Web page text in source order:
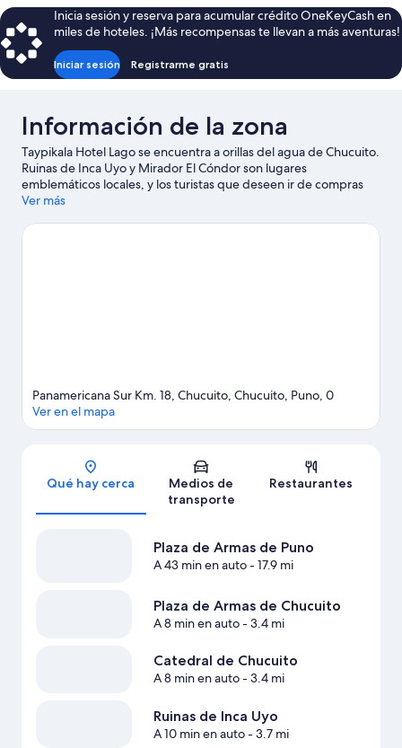
Inicia sesión y reserva para acumular crédito OneKeyCash en
miles de hoteles. ¡Más recompensas te llevan a más aventuras!
Iniciar sesión Registrarme gratis
Información de la zona
Taypikala Hotel Lago se encuentra a orillas del agua de Chucuito.
Ruinas de Inca Uyo y Mirador El Cóndor son lugares
emblemáticos locales, y los turistas que deseen ir de compras
pueden visitar Mercado central de Puno y Mercado Bellavista.
Ver más
Sección del mapa
Panamericana Sur Km. 18, Chucuito, Chucuito, Puno, 0
Ver en el mapa
Qué hay cerca
Medios de
transporte
Restaurantes
Plaza de Armas de Puno
A 43 min en auto- 17.9 mi
Plaza de Armas de Chucuito
A 8 min en auto- 3.4 mi
Catedral de Chucuito
A 8 min en auto- 3.4 mi
Ruinas de Inca Uyo
A 10 min en auto- 3.7 mi